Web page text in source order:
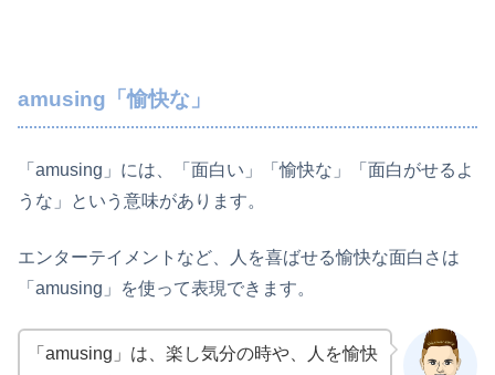
amusing「愉快な」
「amusing」には、「面白い」「愉快な」「面白がせるよ
うな」という意味があります。
エンターテイメントなど、人を喜ばせる愉快な面白さは
「amusing」を使って表現できます。
「amusing」は、楽し気分の時や、人を愉快